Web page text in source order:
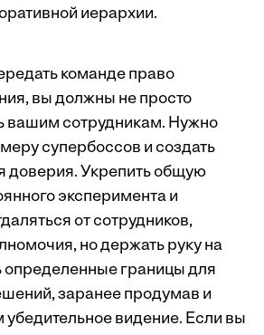
иерархии.
команде право
вы должны не просто
вашим сотрудникам. Нужно
супербоссов и создать
доверия. Укрепить общую
эксперимента и
от сотрудников,
но держать руку на
определенные границы для
заранее продумав и
убедительное видение. Если вы